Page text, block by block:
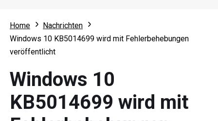
Home
Nachrichten
Windows 10 KB5014699 wird mit Fehlerbehebungen
veröffentlicht
Windows 10
KB5014699 wird mit